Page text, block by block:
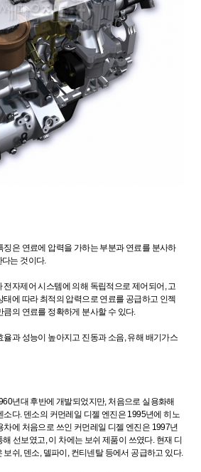
징은 연료에 압력을 가하는 부분과 연료를 분사하
는 것이다.
전자제어 시스템에 의해 독립적으로 제어되어, 고
태에 따라 최적의 압력으로 연료를 공급하고 인젝
큼의 연료를 정확하게 분사할 수 있다.
과 성능이 높아지고 진동과 소음, 유해 배기가스
년대 후반에 개발되었지만, 처음으로 실용화해
다. 덴소의 커먼레일 디젤 엔진은 1995년에 히노
차에 처음으로 쓰인 커먼레일 디젤 엔진은 1997년
선보였고, 이 차에는 보쉬 제품이 쓰였다. 현재 디
쉬, 덴소, 델파이, 컨티넨탈 등에서 공급하고 있다.